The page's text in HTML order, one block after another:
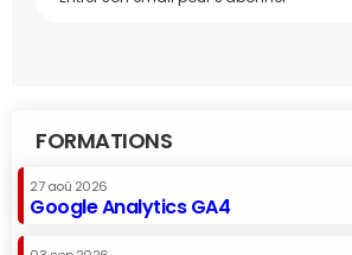
FORMATIONS
27 aoû 2026
Google Analytics GA4